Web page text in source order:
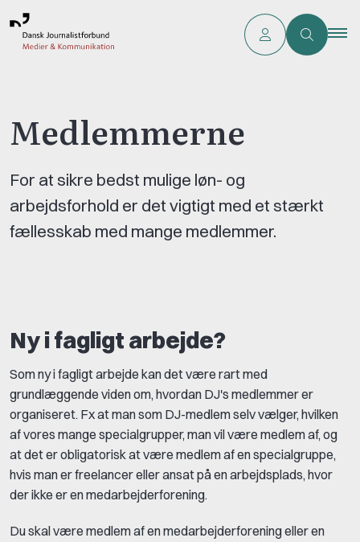
Medlemmerne
For at sikre bedst mulige løn- og
arbejdsforhold er det vigtigt med et stærkt
fællesskab med mange medlemmer.
Ny i fagligt arbejde?
Som ny i fagligt arbejde kan det være rart med
grundlæggende viden om, hvordan DJ's medlemmer er
organiseret. Fx at man som DJ-medlem selv vælger, hvilken
af vores mange specialgrupper, man vil være medlem af, og
at det er obligatorisk at være medlem af en specialgruppe,
hvis man er freelancer eller ansat på en arbejdsplads, hvor
der ikke er en medarbejderforening.
Du skal være medlem af en medarbejderforening eller en